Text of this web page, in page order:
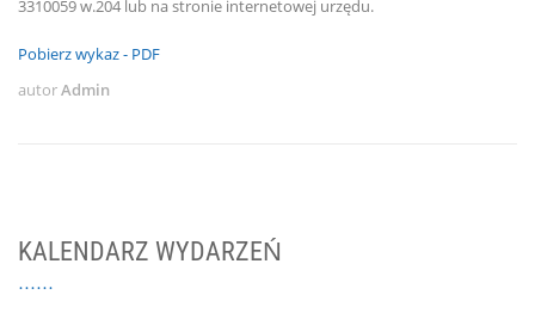
3310059 w.204 lub na stronie internetowej urzędu.
Pobierz wykaz - PDF
autorAdmin
KALENDARZ WYDARZEŃ